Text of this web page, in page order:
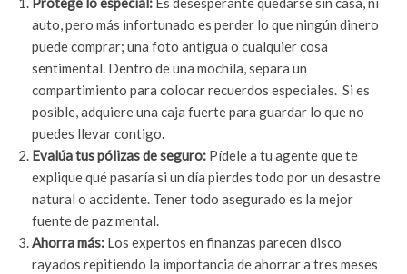
auto, pero más infortunado es perder lo que ningún dinero
puede comprar; una foto antigua o cualquier cosa
sentimental. Dentro de una mochila, separa un
compartimiento para colocar recuerdos especiales. Si es
posible, adquiere una caja fuerte para guardar lo que no
puedes llevar contigo.
Evalúa tus pólizas de seguro: Pídele a tu agente que te
explique qué pasaría si un día pierdes todo por un desastre
natural o accidente. Tener todo asegurado es la mejor
fuente de paz mental.
Ahorra más: Los expertos en finanzas parecen disco
rayados repitiendo la importancia de ahorrar a tres meses